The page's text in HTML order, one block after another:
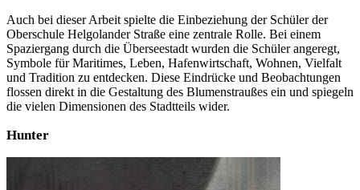
Auch bei dieser Arbeit spielte die Einbeziehung der Schüler der
Oberschule Helgolander Straße eine zentrale Rolle. Bei einem
Spaziergang durch die Überseestadt wurden die Schüler angeregt,
Symbole für Maritimes, Leben, Hafenwirtschaft, Wohnen, Vielfalt
und Tradition zu entdecken. Diese Eindrücke und Beobachtungen
flossen direkt in die Gestaltung des Blumenstraußes ein und spiegeln
die vielen Dimensionen des Stadtteils wider.
Hunter